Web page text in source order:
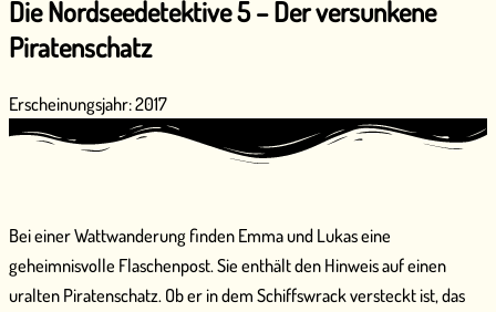
Die Nordseedetektive 5 – Der versunkene
Piratenschatz
Erscheinungsjahr: 2017
Bei einer Wattwanderung finden Emma und Lukas eine
geheimnisvolle Flaschenpost. Sie enthält den Hinweis auf einen
uralten Piratenschatz. Ob er in dem Schiffswrack versteckt ist, das